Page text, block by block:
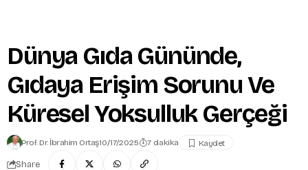
Dünya Gıda Gününde,
Gıdaya Erişim Sorunu Ve
Küresel Yoksulluk Gerçeği
Prof. Dr. İbrahim Ortaş10/17/2025 7 dakika
Share